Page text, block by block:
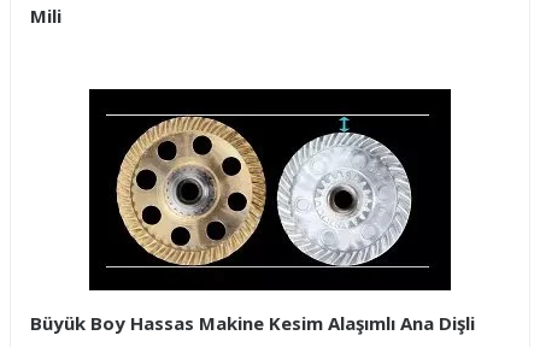
Mili
Büyük Boy Hassas Makine Kesim Alaşımlı Ana Dişli